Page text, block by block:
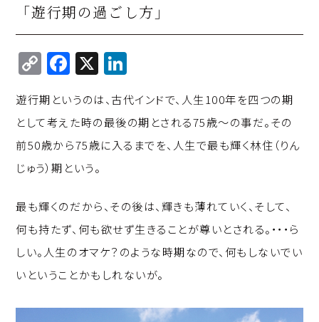
「遊行期の過ごし方」
C
o
p
y
Li
n
k
F
a
c
e
b
o
o
k
X
n
k
e
d
n
遊行期というのは、古代インドで、人生100年を四つの期
として考えた時の最後の期とされる75歳～の事だ。その
前50歳から75歳に入るまでを、人生で最も輝く林住（りん
じゅう）期という。
最も輝くのだから、その後は、輝きも薄れていく、そして、
何も持たず、何も欲せず生きることが尊いとされる。・・・ら
しい。人生のオマケ？のような時期なので、何もしないでい
いということかもしれないが。